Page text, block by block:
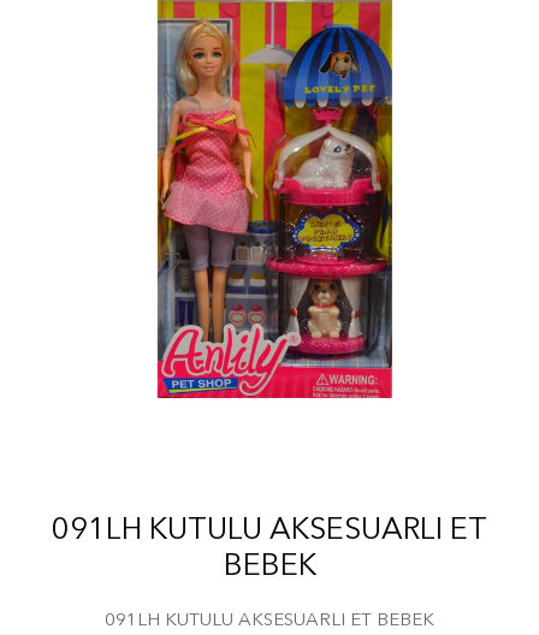
091LH KUTULU AKSESUARLI ET
BEBEK
091LH KUTULU AKSESUARLI ET BEBEK